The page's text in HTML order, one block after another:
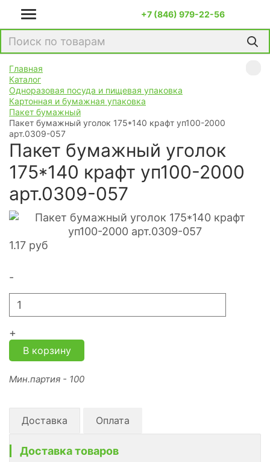
+7 (846) 979-22-56
Главная
Каталог
Одноразовая посуда и пищевая упаковка
Картонная и бумажная упаковка
Пакет бумажный
Пакет бумажный уголок 175*140 крафт уп100-2000
арт.0309-057
Пакет бумажный уголок
175*140 крафт уп100-2000
арт.0309-057
1.17 руб
-
+
В корзину
Мин.партия - 100
Доставка Оплата
Доставка товаров